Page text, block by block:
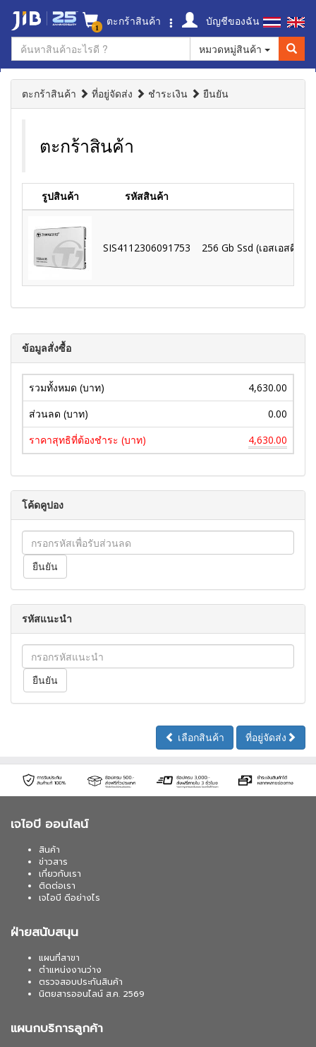
1 ตะกร้าสินค้า
บัญชีของฉัน
หมวดหมู่สินค้า
ตะกร้าสินค้า ที่อยู่จัดส่ง ชำระเงิน ยืนยัน
ตะกร้าสินค้า
รูปสินค้า รหัสสินค้า
SIS4112306091753 256 Gb Ssd (เอสเอสดี)
ข้อมูลสั่งซื้อ
รวมทั้งหมด (บาท)
4,630.00
ส่วนลด (บาท)
0.00
ราคาสุทธิที่ต้องชำระ (บาท)
4,630.00
โค้ดคูปอง
รหัสแนะนำ
เลือกสินค้า ที่อยู่จัดส่ง
เจไอบี ออนไลน์
สินค้า
ข่าวสาร
เกี่ยวกับเรา
ติดต่อเรา
เจไอบี ดีอย่างไร
ฝ่ายสนับสนุน
แผนที่สาขา
ตำแหน่งงานว่าง
ตรวจสอบประกันสินค้า
นิตยสารออนไลน์ ส.ค. 2569
แผนกบริการลูกค้า